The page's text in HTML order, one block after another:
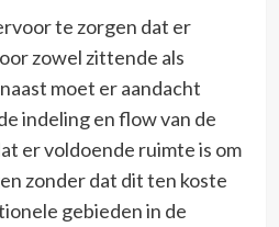
te zorgen dat er
zowel zittende als
moet er aandacht
indeling en flow van de
er voldoende ruimte is om
zonder dat dit ten koste
gebieden in de